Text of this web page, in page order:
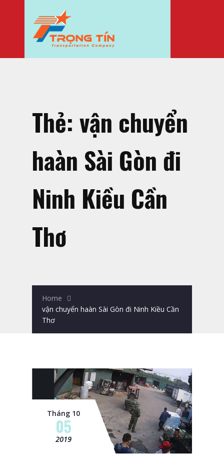
Thẻ: vận chuyển
haàn Sài Gòn đi
Ninh Kiều Cần
Thơ
Home
vận chuyển haàn Sài Gòn đi Ninh Kiều Cần
Thơ
Tháng 10
05
2019